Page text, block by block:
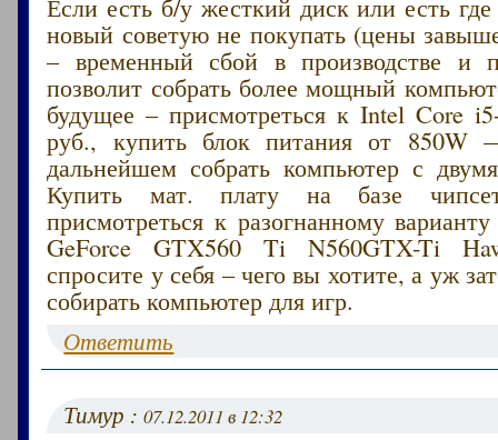
Если есть б/у жесткий диск или есть где
новый советую не покупать (цены
– временный сбой в производстве и
позволит собрать более мощный
будущее – присмотреться к Intel Core
руб., купить блок питания от
дальнейшем собрать компьютер с
Купить мат. плату на базе
присмотреться к разогнанному
GeForce GTX560 Ti N560GTX-Ti
спросите у себя – чего вы хотите, а уж
собирать компьютер для игр.
Ответить
Тимур :07.12.2011 в 12:32